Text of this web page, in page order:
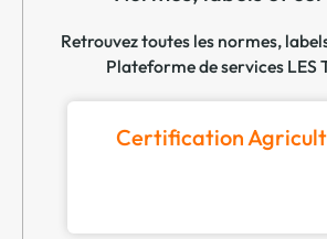
Retrouvez toutes les normes,
Plateforme de services LES
Certification